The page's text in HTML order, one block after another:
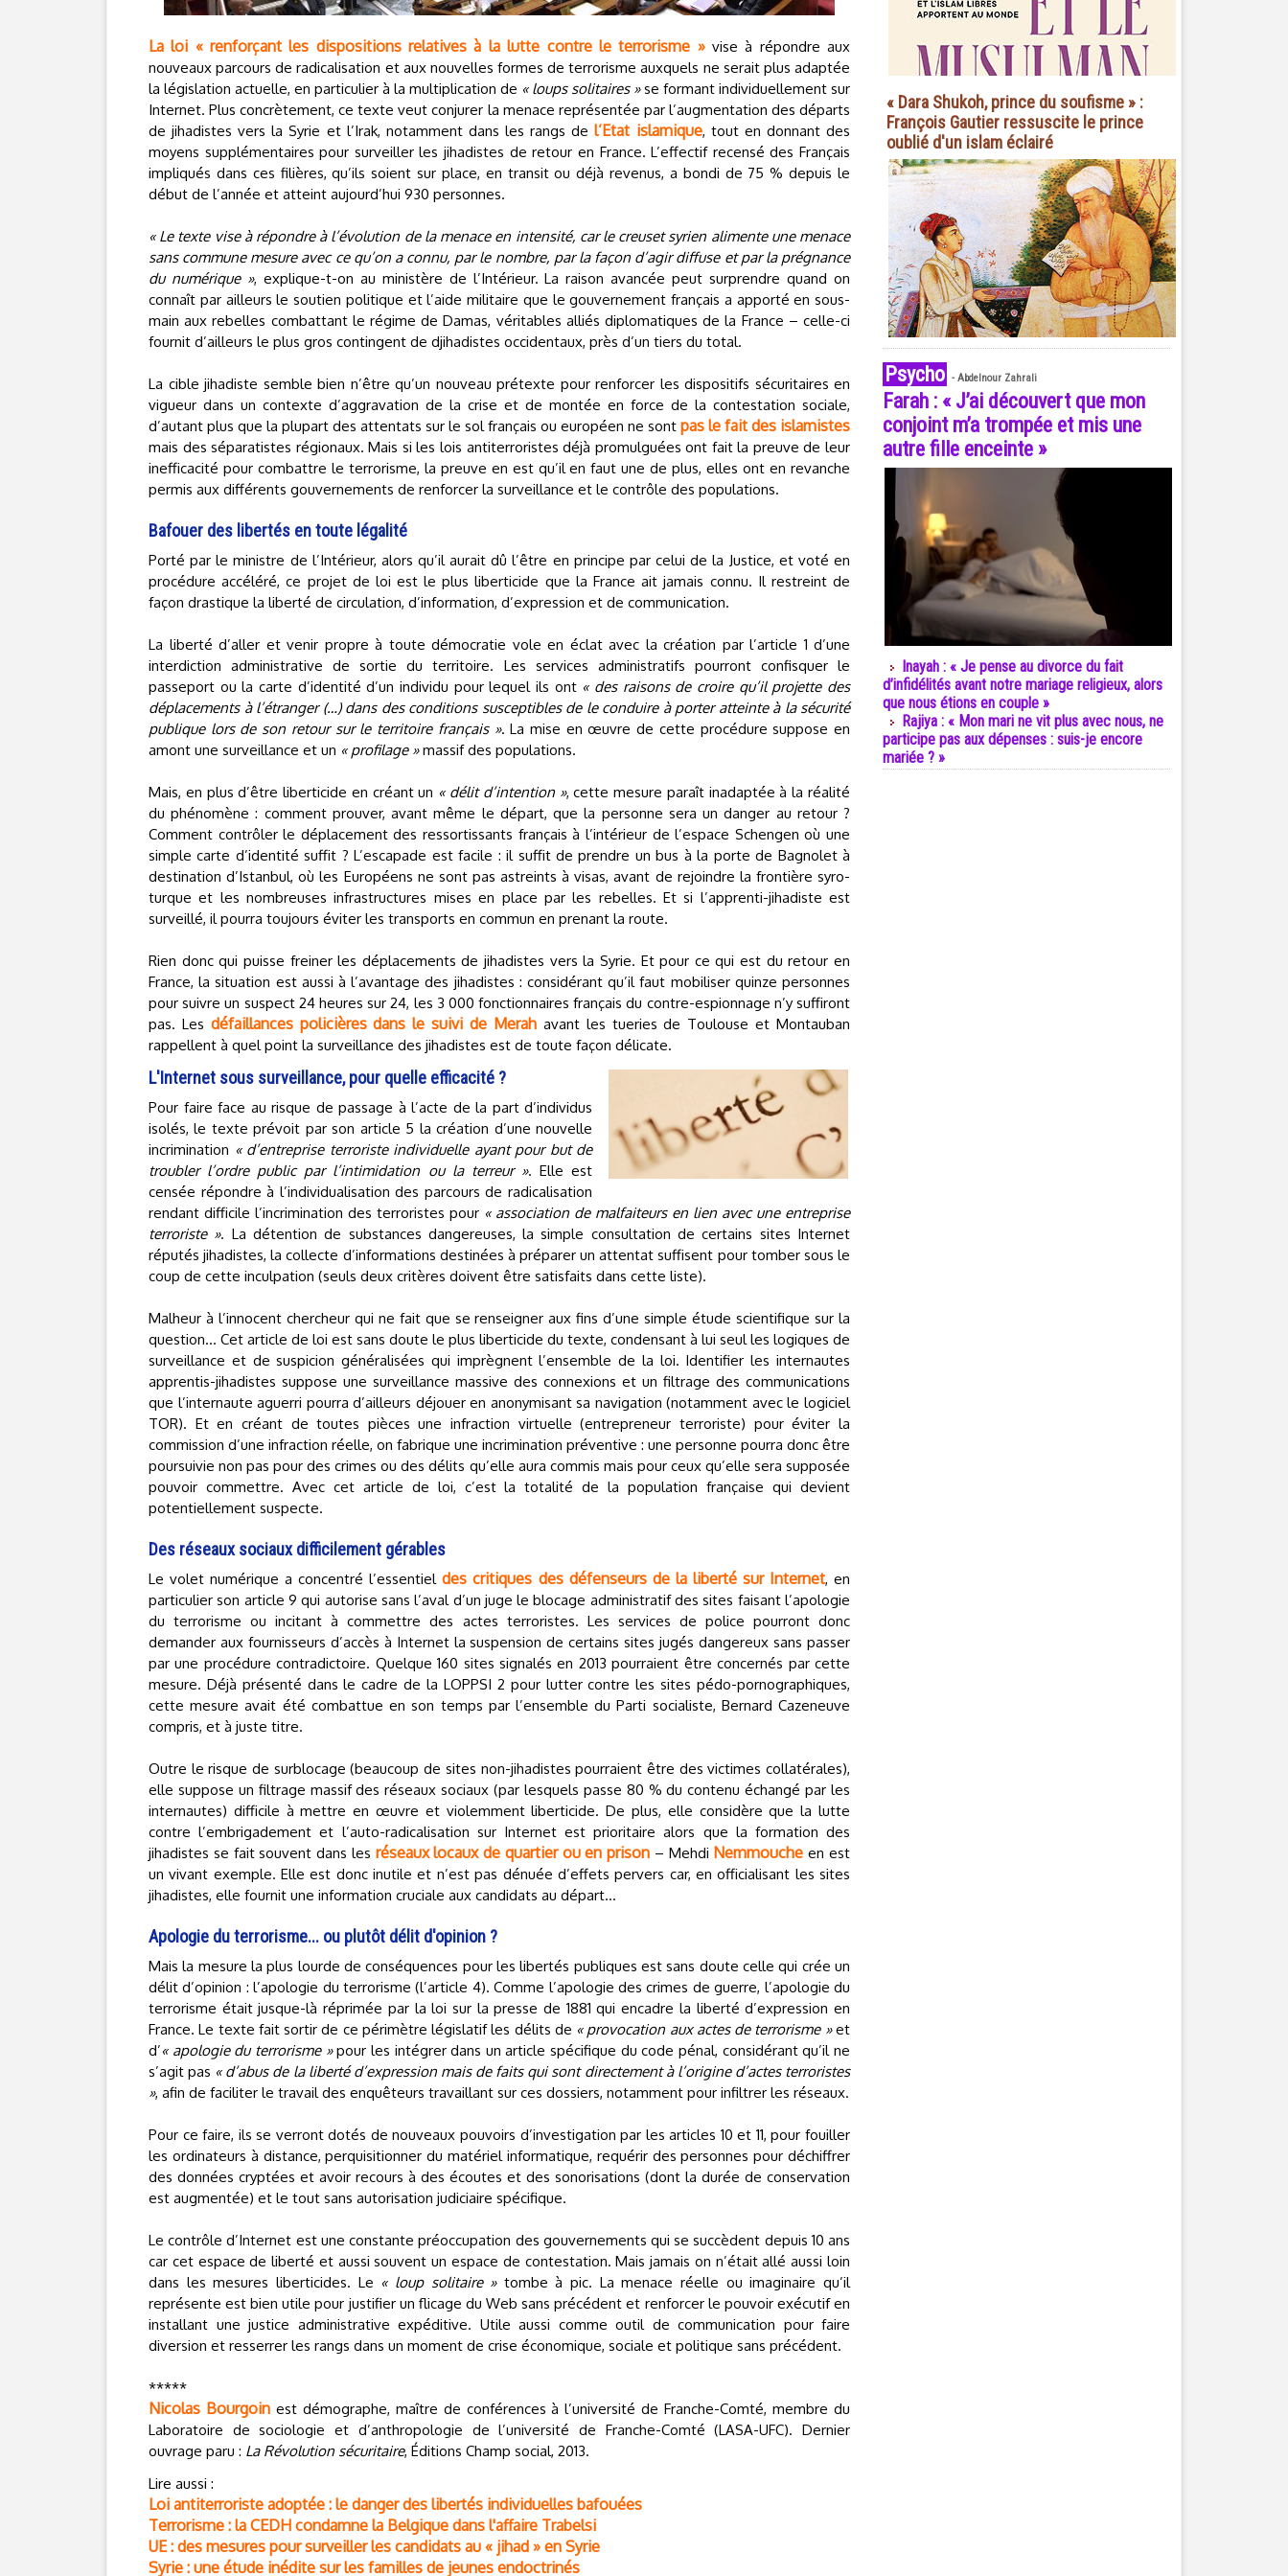
La loi « renforçant les dispositions relatives à la lutte contre le terrorisme »vise à répondre aux
nouveaux parcours de radicalisation et aux nouvelles formes de terrorisme auxquels ne serait plus adaptée
la législation actuelle, en particulier à la multiplication de « loups solitaires »se formant individuellement sur
Internet. Plus concrètement, ce texte veut conjurer la menace représentée par l’augmentation des départs
de jihadistes vers la Syrie et l’Irak, notamment dans les rangs del’Etat islamique, tout en donnant des
moyens supplémentaires pour surveiller les jihadistes de retour en France. L’effectif recensé des Français
impliqués dans ces filières, qu’ils soient sur place, en transit ou déjà revenus, a bondi de 75 % depuis le
début de l’année et atteint aujourd’hui 930 personnes.
« Le texte vise à répondre à l’évolution de la menace en intensité, car le creuset syrien alimente une menace
sans commune mesure avec ce qu’on a connu, par le nombre, par la façon d’agir diffuse et par la prégnance
du numérique », explique-t-on au ministère de l’Intérieur. La raison avancée peut surprendre quand on
connaît par ailleurs le soutien politique et l’aide militaire que le gouvernement français a apporté en sous-
main aux rebelles combattant le régime de Damas, véritables alliés diplomatiques de la France – celle-ci
fournit d’ailleurs le plus gros contingent de djihadistes occidentaux, près d’un tiers du total.
La cible jihadiste semble bien n’être qu’un nouveau prétexte pour renforcer les dispositifs sécuritaires en
vigueur dans un contexte d’aggravation de la crise et de montée en force de la contestation sociale,
d’autant plus que la plupart des attentats sur le sol français ou européen ne sont pas le fait des islamistes
mais des séparatistes régionaux. Mais si les lois antiterroristes déjà promulguées ont fait la preuve de leur
inefficacité pour combattre le terrorisme, la preuve en est qu’il en faut une de plus, elles ont en revanche
permis aux différents gouvernements de renforcer la surveillance et le contrôle des populations.
Bafouer des libertés en toute légalité
Porté par le ministre de l’Intérieur, alors qu’il aurait dû l’être en principe par celui de la Justice, et voté en
procédure accéléré, ce projet de loi est le plus liberticide que la France ait jamais connu. Il restreint de
façon drastique la liberté de circulation, d’information, d’expression et de communication.
La liberté d’aller et venir propre à toute démocratie vole en éclat avec la création par l’article 1 d’une
interdiction administrative de sortie du territoire. Les services administratifs pourront confisquer le
passeport ou la carte d’identité d’un individu pour lequel ils ont « des raisons de croire qu’il projette des
déplacements à l’étranger (…) dans des conditions susceptibles de le conduire à porter atteinte à la sécurité
publique lors de son retour sur le territoire français ». La mise en œuvre de cette procédure suppose en
amont une surveillance et un « profilage »massif des populations.
Mais, en plus d’être liberticide en créant un « délit d’intention », cette mesure paraît inadaptée à la réalité
du phénomène : comment prouver, avant même le départ, que la personne sera un danger au retour ?
Comment contrôler le déplacement des ressortissants français à l’intérieur de l’espace Schengen où une
simple carte d’identité suffit ? L’escapade est facile : il suffit de prendre un bus à la porte de Bagnolet à
destination d’Istanbul, où les Européens ne sont pas astreints à visas, avant de rejoindre la frontière syro-
turque et les nombreuses infrastructures mises en place par les rebelles. Et si l’apprenti-jihadiste est
surveillé, il pourra toujours éviter les transports en commun en prenant la route.
Rien donc qui puisse freiner les déplacements de jihadistes vers la Syrie. Et pour ce qui est du retour en
France, la situation est aussi à l’avantage des jihadistes : considérant qu’il faut mobiliser quinze personnes
pour suivre un suspect 24 heures sur 24, les 3 000 fonctionnaires français du contre-espionnage n’y suffiront
pas. Les défaillances policières dans le suivi de Merahavant les tueries de Toulouse et Montauban
rappellent à quel point la surveillance des jihadistes est de toute façon délicate.
L'Internet sous surveillance, pour quelle efficacité ?
Pour faire face au risque de passage à l’acte de la part d’individus
isolés, le texte prévoit par son article 5 la création d’une nouvelle
incrimination « d’entreprise terroriste individuelle ayant pour but de
troubler l’ordre public par l’intimidation ou la terreur ». Elle est
censée répondre à l’individualisation des parcours de radicalisation
rendant difficile l’incrimination des terroristes pour « association de malfaiteurs en lien avec une entreprise
terroriste ». La détention de substances dangereuses, la simple consultation de certains sites Internet
réputés jihadistes, la collecte d’informations destinées à préparer un attentat suffisent pour tomber sous le
coup de cette inculpation (seuls deux critères doivent être satisfaits dans cette liste).
Malheur à l’innocent chercheur qui ne fait que se renseigner aux fins d’une simple étude scientifique sur la
question… Cet article de loi est sans doute le plus liberticide du texte, condensant à lui seul les logiques de
surveillance et de suspicion généralisées qui imprègnent l’ensemble de la loi. Identifier les internautes
apprentis-jihadistes suppose une surveillance massive des connexions et un filtrage des communications
que l’internaute aguerri pourra d’ailleurs déjouer en anonymisant sa navigation (notamment avec le logiciel
TOR). Et en créant de toutes pièces une infraction virtuelle (entrepreneur terroriste) pour éviter la
commission d’une infraction réelle, on fabrique une incrimination préventive : une personne pourra donc être
poursuivie non pas pour des crimes ou des délits qu’elle aura commis mais pour ceux qu’elle sera supposée
pouvoir commettre. Avec cet article de loi, c’est la totalité de la population française qui devient
potentiellement suspecte.
Des réseaux sociaux difficilement gérables
Le volet numérique a concentré l’essentieldes critiques des défenseurs de la liberté sur Internet, en
particulier son article 9 qui autorise sans l’aval d’un juge le blocage administratif des sites faisant l’apologie
du terrorisme ou incitant à commettre des actes terroristes. Les services de police pourront donc
demander aux fournisseurs d’accès à Internet la suspension de certains sites jugés dangereux sans passer
par une procédure contradictoire. Quelque 160 sites signalés en 2013 pourraient être concernés par cette
mesure. Déjà présenté dans le cadre de la LOPPSI 2 pour lutter contre les sites pédo-pornographiques,
cette mesure avait été combattue en son temps par l’ensemble du Parti socialiste, Bernard Cazeneuve
compris, et à juste titre.
Outre le risque de surblocage (beaucoup de sites non-jihadistes pourraient être des victimes collatérales),
elle suppose un filtrage massif des réseaux sociaux (par lesquels passe 80 % du contenu échangé par les
internautes) difficile à mettre en œuvre et violemment liberticide. De plus, elle considère que la lutte
contre l’embrigadement et l’auto-radicalisation sur Internet est prioritaire alors que la formation des
jihadistes se fait souvent dans les réseaux locaux de quartier ou en prison – Mehdi Nemmouche en est
un vivant exemple. Elle est donc inutile et n’est pas dénuée d’effets pervers car, en officialisant les sites
jihadistes, elle fournit une information cruciale aux candidats au départ…
Apologie du terrorisme... ou plutôt délit d'opinion ?
Mais la mesure la plus lourde de conséquences pour les libertés publiques est sans doute celle qui crée un
délit d’opinion : l’apologie du terrorisme (l’article 4). Comme l’apologie des crimes de guerre, l’apologie du
terrorisme était jusque-là réprimée par la loi sur la presse de 1881 qui encadre la liberté d’expression en
France. Le texte fait sortir de ce périmètre législatif les délits de « provocation aux actes de terrorisme »et
d’« apologie du terrorisme »pour les intégrer dans un article spécifique du code pénal, considérant qu’il ne
s’agit pas « d’abus de la liberté d’expression mais de faits qui sont directement à l’origine d’actes terroristes
», afin de faciliter le travail des enquêteurs travaillant sur ces dossiers, notamment pour infiltrer les réseaux.
Pour ce faire, ils se verront dotés de nouveaux pouvoirs d’investigation par les articles 10 et 11, pour fouiller
les ordinateurs à distance, perquisitionner du matériel informatique, requérir des personnes pour déchiffrer
des données cryptées et avoir recours à des écoutes et des sonorisations (dont la durée de conservation
est augmentée) et le tout sans autorisation judiciaire spécifique.
Le contrôle d’Internet est une constante préoccupation des gouvernements qui se succèdent depuis 10 ans
car cet espace de liberté et aussi souvent un espace de contestation. Mais jamais on n’était allé aussi loin
dans les mesures liberticides. Le « loup solitaire »tombe à pic. La menace réelle ou imaginaire qu’il
représente est bien utile pour justifier un flicage du Web sans précédent et renforcer le pouvoir exécutif en
installant une justice administrative expéditive. Utile aussi comme outil de communication pour faire
diversion et resserrer les rangs dans un moment de crise économique, sociale et politique sans précédent.
*****
Nicolas Bourgoinest démographe, maître de conférences à l’université de Franche-Comté, membre du
Laboratoire de sociologie et d’anthropologie de l’université de Franche-Comté (LASA-UFC). Dernier
ouvrage paru : La Révolution sécuritaire, Éditions Champ social, 2013.
Lire aussi :
Loi antiterroriste adoptée : le danger des libertés individuelles bafouées
Terrorisme : la CEDH condamne la Belgique dans l'affaire Trabelsi
UE : des mesures pour surveiller les candidats au « jihad » en Syrie
Syrie : une étude inédite sur les familles de jeunes endoctrinés
« Dara Shukoh, prince du soufisme » :
François Gautier ressuscite le prince
oublié d'un islam éclairé
Psycho - Abdelnour Zahrali
Farah : « J’ai découvert que mon
conjoint m’a trompée et mis une
autre fille enceinte »
Inayah : « Je pense au divorce du fait
d’infidélités avant notre mariage religieux, alors
que nous étions en couple »
Rajiya : « Mon mari ne vit plus avec nous, ne
participe pas aux dépenses : suis-je encore
mariée ? »